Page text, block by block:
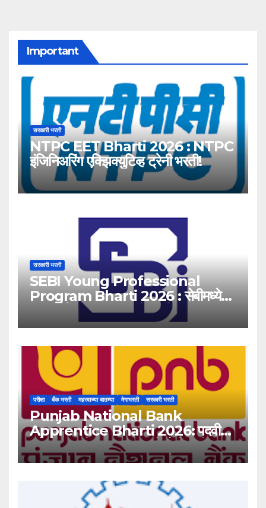
Important
सरकारी भरती
NTPC EET Bharti 2026 : NTPC
इंजिनिअरिंग एक्झिक्युटिव्ह ट्रेनी भरती!
सरकारी भरती
SEBI Young Professional
Program Bharti 2026 : सेबीमध्ये
‘यंग प्रोफेशनल’ पदांसाठी भरती!
परीक्षा बँक भरती महत्त्वाच्या बातम्या मेगाभरती सरकारी भरती
Punjab National Bank
Apprentice Bharti 2026: पदवीधर
उमेदवारांसाठी ५१३८ जागांची मोठी संधी!